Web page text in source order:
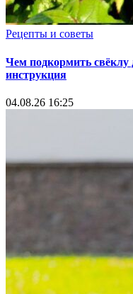
Рецепты и советы
Чем подкормить свёклу
инструкция
04.08.26 16:25